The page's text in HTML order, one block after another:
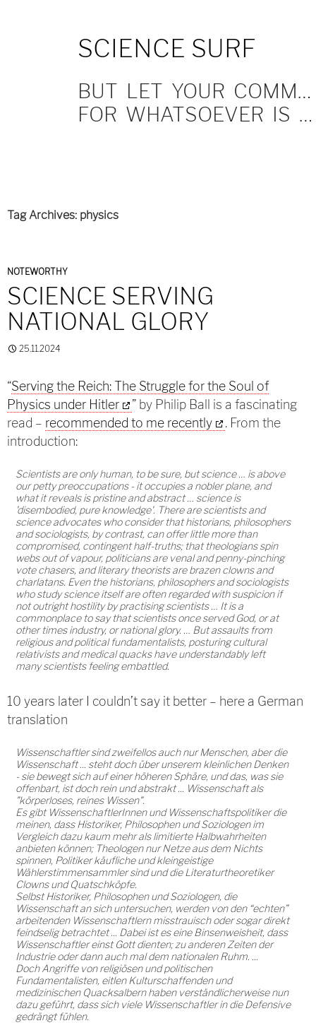
SCIENCE SURF
BUT LET YOUR COMMUNICATION BE YEA, YEA; NAY, NAY.
FOR WHATSOEVER IS MORE THAN THESE COMETH OF EVIL.
Tag Archives: physics
NOTEWORTHY
SCIENCE SERVING
NATIONAL GLORY
25.11.2024
“Serving the Reich: The Struggle for the Soul of
Physics under Hitler
” by Philip Ball is a fascinating
read – recommended to me recently
. From the
introduction:
Scientists are only human, to be sure, but science … is above
our petty preoccupations - it occupies a nobler plane, and
what it reveals is pristine and abstract … science is
'disembodied, pure know­ledge'. There are scientists and
science advocates who consider that historians, philosophers
and sociologists, by contrast, can offer little more than
compromised, contingent half-truths; that theologians spin
webs out of vapour, politicians are venal and penny-pinching
vote chasers, and literary theorists are brazen clowns and
charlatans. Even the historians, philosophers and sociologists
who study science itself are often regarded with suspicion if
not outright hostility by practising scientists … It is a
commonplace to say that scientists once served God, or at
other times industry, or national glory. … But assaults from
religious and political fundamentalists, posturing cultural
relativists and medical quacks have understandably left
many scientists feeling embattled.
10 years later I couldn’t say it better – here a German
translation
Wissenschaftler sind zweifellos auch nur Menschen, aber die
Wissenschaft ... steht doch über unserem kleinlichen Denken
- sie bewegt sich auf einer höheren Sphäre, und das, was sie
offenbart, ist doch rein und abstrakt ... Wissenschaft als
"körperloses, reines Wissen".
Es gibt WissenschaftlerInnen und Wissenschaftspolitiker die
meinen, dass Historiker, Philosophen und Soziologen im
Vergleich dazu kaum mehr als limitierte Halbwahrheiten
anbieten können; Theologen nur Netze aus dem Nichts
spinnen, Politiker käufliche und kleingeistige
Wählerstimmensammler sind und die Literaturtheoretiker
Clowns und Quatschköpfe.
Selbst Historiker, Philosophen und Soziologen, die
Wissenschaft an sich untersuchen, werden von den “echten”
arbeitenden Wissenschaftlern misstrauisch oder sogar direkt
feindselig betrachtet ... Dabei ist es eine Binsenweisheit, dass
Wissenschaftler einst Gott dienten; zu anderen Zeiten der
Industrie oder dann auch mal dem nationalen Ruhm. ...
Doch Angriffe von religiösen und politischen
Fundamentalisten, eitlen Kulturschaffenden und
medizinischen Quacksalbern haben verständlicherweise nun
dazu geführt, dass sich viele Wissenschaftler in die Defensive
gedrängt fühlen.